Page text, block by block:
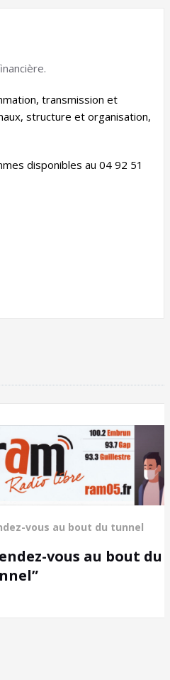
transmission et
structure et organisation,
disponibles au 04 92 51
bout du tunnel
au bout du